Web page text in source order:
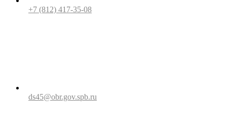
+7 (812) 417-35-08
ds45@obr.gov.spb.ru